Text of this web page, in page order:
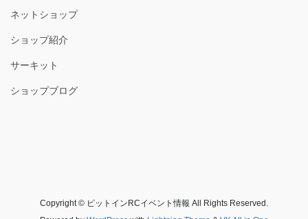
ネットショップ
ショップ紹介
サーキット
ショップブログ
Copyright © ピットインRCイベント情報 All Rights Reserved.